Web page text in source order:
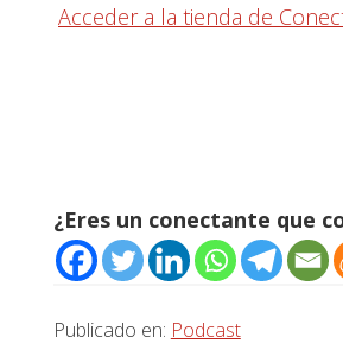
Acceder a la tienda de
¿Eres un conectante que
Publicado en: Podcast